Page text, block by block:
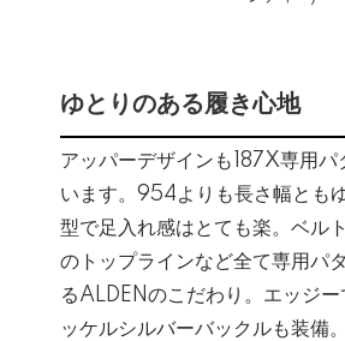
ゆとりのある履き心地
アッパーデザインも187X専用パ
います。954よりも長さ幅とも
型で足入れ感はとても楽。ベル
のトップラインなど全て専用パ
るALDENのこだわり。エッジ
ッケルシルバーバックルも装備